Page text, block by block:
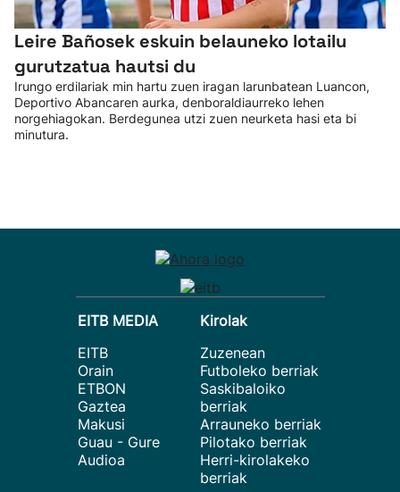
Leire Bañosek eskuin belauneko lotailu
gurutzatua hautsi du
Irungo erdilariak min hartu zuen iragan larunbatean Luancon,
Deportivo Abancaren aurka, denboraldiaurreko lehen
norgehiagokan. Berdegunea utzi zuen neurketa hasi eta bi
minutura.
EITB MEDIA
EITB
Orain
ETBON
Gaztea
Makusi
Guau - Gure
Audioa
Kirolak
Zuzenean
Futboleko berriak
Saskibaloiko
berriak
Arrauneko berriak
Pilotako berriak
Herri-kirolakeko
berriak